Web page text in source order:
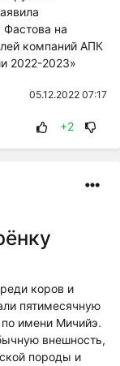
Фастова на
компаний АПК
2022-2023»
05.12.2022 07:17
+2
коров и
пятимесячную
по имени Мичийэ.
внешность,
породы и